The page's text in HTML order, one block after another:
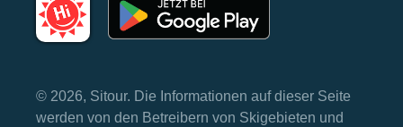
© 2026, Sitour. Die Informationen auf dieser Seite
werden von den Betreibern von Skigebieten und